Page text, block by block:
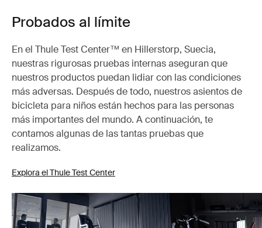
Probados al límite
En el Thule Test Center™ en Hillerstorp, Suecia,
nuestras rigurosas pruebas internas aseguran que
nuestros productos puedan lidiar con las condiciones
más adversas. Después de todo, nuestros asientos de
bicicleta para niños están hechos para las personas
más importantes del mundo. A continuación, te
contamos algunas de las tantas pruebas que
realizamos.
Explora el Thule Test Center